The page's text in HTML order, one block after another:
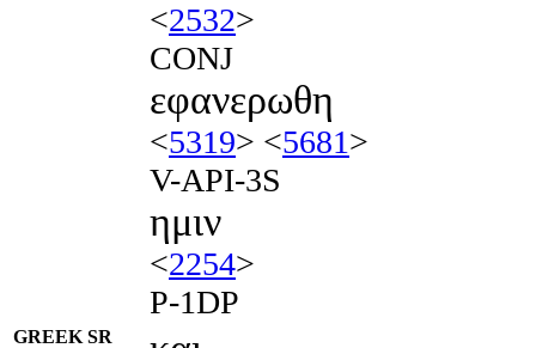
<2532>
CONJ
εφανερωθη
<5319> <5681>
V-API-3S
ημιν
<2254>
P-1DP
GREEK SR